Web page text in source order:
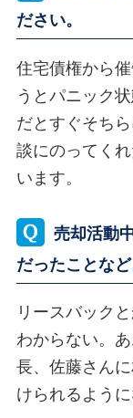
ださい。
住宅債権から
うとパニック
だとすぐそち
談にのってく
います。
売却活動
だったことなど
リースバック
わからない。
長、佐藤さん
けられるように